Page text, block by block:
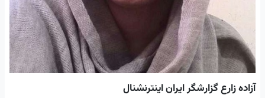
آزاده زارع گزارشگر ایران اینترنشنال